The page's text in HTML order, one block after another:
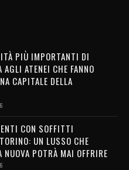
PIÙ IMPORTANTI DI
ATENEI CHE FANNO
CAPITALE DELLA
CON SOFFITTI
UN LUSSO CHE
NUOVA POTRÀ MAI OFFRIRE